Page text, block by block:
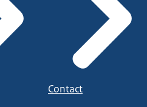
Contact